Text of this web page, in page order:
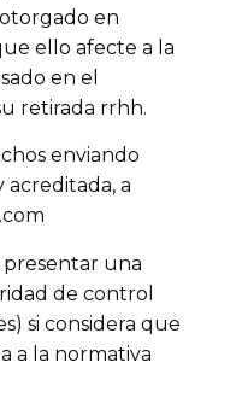
en
ello afecte a la
en el
retirada rrhh.
enviando
acreditada, a
una
de control
si considera que
a la normativa